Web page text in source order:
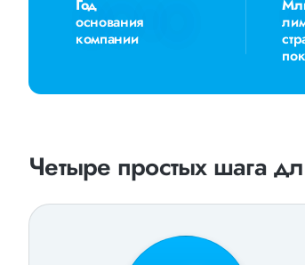
Год
основания
компании
Четыре простых шага